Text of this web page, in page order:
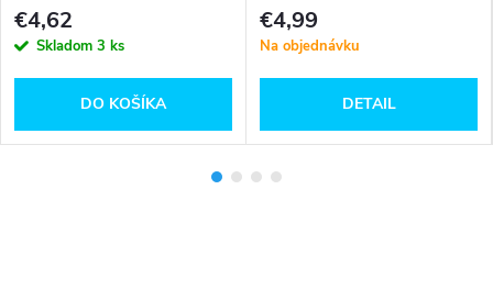
€4,62
Skladom 3 ks
DO KOŠÍKA
€4,99
Na objednávku
DETAIL